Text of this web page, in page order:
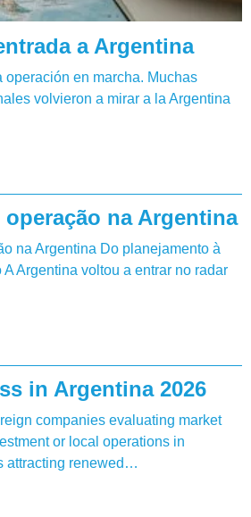
a Argentina
en marcha. Muchas
volvieron a mirar a la Argentina
operação na Argentina
na Argentina Do planejamento à
Argentina voltou a entrar no radar
in Argentina 2026
companies evaluating market
or local operations in
attracting renewed…